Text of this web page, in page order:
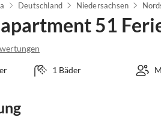
Deutschland Niedersachsen
51
1 Bäder